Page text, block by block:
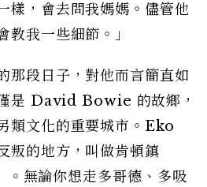
樣，會去問我媽媽。儘管他
教我一些細節。」
那段日子，對他而言簡直如
是 David Bowie 的故鄉，
類文化的重要城市。Eko
叛的地方，叫做肯頓鎮
無論你想走多哥德、多吸